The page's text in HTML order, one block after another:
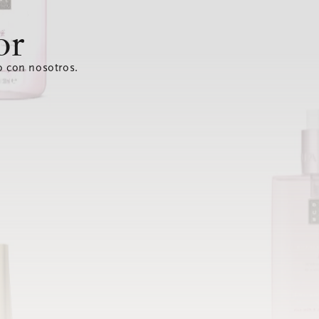
con nosotros.